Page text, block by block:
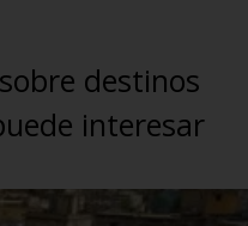
destinos
interesar